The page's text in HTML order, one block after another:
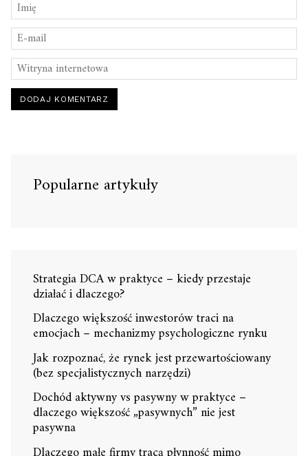
Popularne artykuły
Strategia DCA w praktyce – kiedy przestaje
działać i dlaczego?
Dlaczego większość inwestorów traci na
emocjach – mechanizmy psychologiczne rynku
Jak rozpoznać, że rynek jest przewartościowany
(bez specjalistycznych narzędzi)
Dochód aktywny vs pasywny w praktyce –
dlaczego większość „pasywnych” nie jest
pasywna